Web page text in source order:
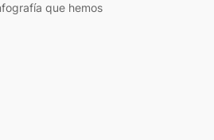
que hemos